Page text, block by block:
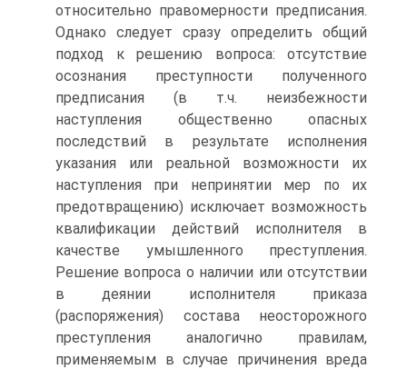
относительно правомерности предписания.
Однако следует сразу определить общий
подход к решению вопроса: отсутствие
осознания преступности полученного
предписания (в т.ч. неизбежности
наступления общественно опасных
последствий в результате исполнения
указания или реальной возможности их
наступления при непринятии мер по их
предотвращению) исключает возможность
квалификации действий исполнителя в
качестве умышленного преступления.
Решение вопроса о наличии или отсутствии
в деянии исполнителя приказа
(распоряжения) состава неосторожного
преступления аналогично правилам,
применяемым в случае причинения вреда